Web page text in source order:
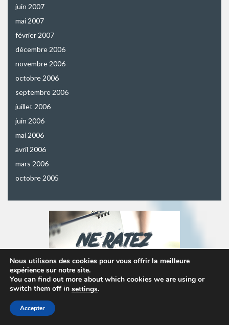
juin 2007
mai 2007
février 2007
décembre 2006
novembre 2006
octobre 2006
septembre 2006
juillet 2006
juin 2006
mai 2006
avril 2006
mars 2006
octobre 2005
Nous utilisons des cookies pour vous offrir la meilleure
expérience sur notre site.
You can find out more about which cookies we are using or
switch them off in settings.
Accepter